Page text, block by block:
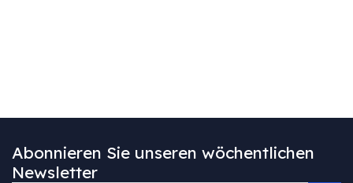
Abonnieren Sie unseren wöchentlichen
Newsletter